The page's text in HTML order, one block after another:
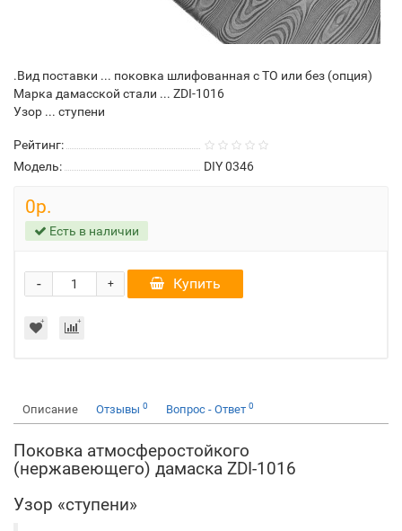
.Вид поставки ... поковка шлифованная с ТО или без (опция)
Марка дамасской стали ... ZDI-1016
Узор ... ступени
Рейтинг:
Модель:
DIY 0346
0р.
Есть в наличии
+
- Купить
Описание Отзывы 0 Вопрос - Ответ 0
Поковка атмосферостойкого
(нержавеющего) дамаска ZDI-1016
Узор «ступени»